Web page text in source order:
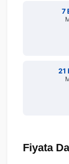
7
21
Fiyata